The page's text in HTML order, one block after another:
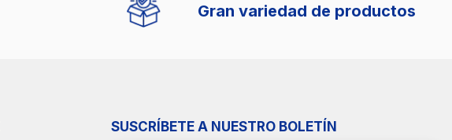
Gran variedad de productos
SUSCRÍBETE A NUESTRO BOLETÍN